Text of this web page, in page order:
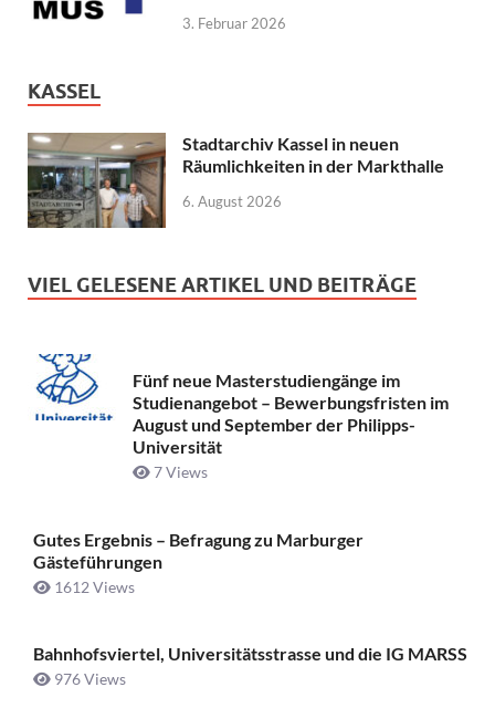
3. Februar 2026
KASSEL
Stadtarchiv Kassel in neuen
Räumlichkeiten in der Markthalle
6. August 2026
VIEL GELESENE ARTIKEL UND BEITRÄGE
Fünf neue Masterstudiengänge im
Studienangebot – Bewerbungsfristen im
August und September der Philipps-
Universität
7 Views
Gutes Ergebnis – Befragung zu Marburger
Gästeführungen
1612 Views
Bahnhofsviertel, Universitätsstrasse und die IG MARSS
976 Views